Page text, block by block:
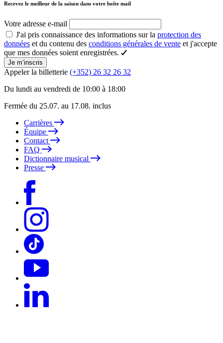
Recevez le meilleur de la saison dans votre boîte mail
Votre adresse e-mail
J'ai pris connaissance des informations sur la protection des
données et du contenu des conditions générales de vente et j'accepte
que mes données soient enregistrées.
Je m’inscris
Appeler la billetterie (+352) 26 32 26 32
Du lundi au vendredi de 10:00 à 18:00
Fermée du 25.07. au 17.08. inclus
Carrières
Équipe
Contact
FAQ
Dictionnaire musical
Presse